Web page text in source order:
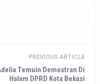
PREVIOUS ARTICLE
Temuin Demostran Di
Halam DPRD Kota Bekasi